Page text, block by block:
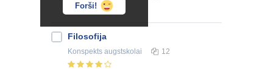
Forši!
Filosofija
Konspekts augstskolai 12